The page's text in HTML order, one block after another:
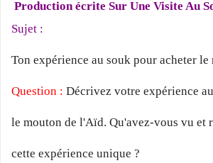
Production écrite Sur Une Visite Au
Sujet :
Ton expérience au souk pour acheter
Question : Décrivez votre expérience
le mouton de l'Aïd. Qu'avez-vous vu et
cette expérience unique ?